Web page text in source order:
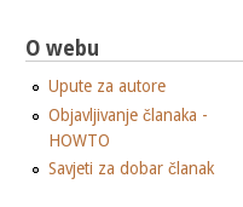
O webu
Upute za autore
Objavljivanje članaka -
HOWTO
Savjeti za dobar članak